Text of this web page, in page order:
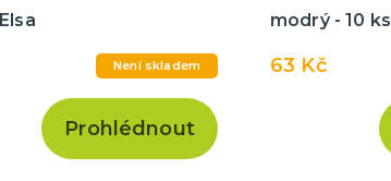
Není skladem
Prohlédnout
modrý - 10 ks
63 Kč